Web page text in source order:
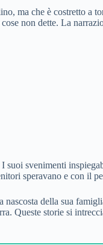
ma che è costretto a
non dette. La
svenimenti
speravano e con il
della sua
Queste storie si